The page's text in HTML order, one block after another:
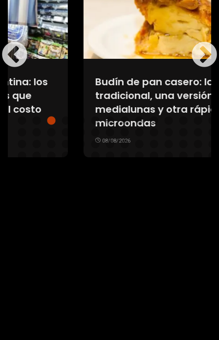
Budín de pan casero: la receta
tradicional, una versión con
medialunas y otra rápida en
microondas